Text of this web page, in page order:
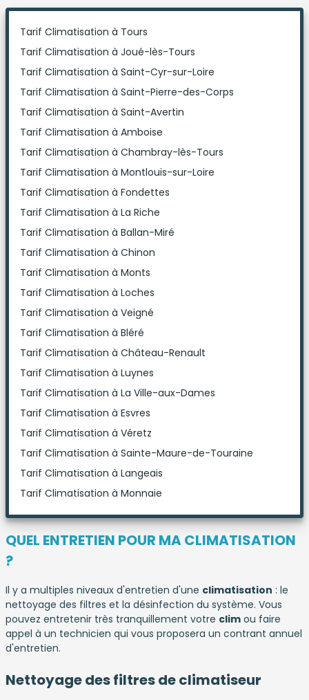
Tarif Climatisation à Tours
Tarif Climatisation à Joué-lès-Tours
Tarif Climatisation à Saint-Cyr-sur-Loire
Tarif Climatisation à Saint-Pierre-des-Corps
Tarif Climatisation à Saint-Avertin
Tarif Climatisation à Amboise
Tarif Climatisation à Chambray-lès-Tours
Tarif Climatisation à Montlouis-sur-Loire
Tarif Climatisation à Fondettes
Tarif Climatisation à La Riche
Tarif Climatisation à Ballan-Miré
Tarif Climatisation à Chinon
Tarif Climatisation à Monts
Tarif Climatisation à Loches
Tarif Climatisation à Veigné
Tarif Climatisation à Bléré
Tarif Climatisation à Château-Renault
Tarif Climatisation à Luynes
Tarif Climatisation à La Ville-aux-Dames
Tarif Climatisation à Esvres
Tarif Climatisation à Véretz
Tarif Climatisation à Sainte-Maure-de-Touraine
Tarif Climatisation à Langeais
Tarif Climatisation à Monnaie
QUEL ENTRETIEN POUR MA CLIMATISATION
?
Il y a multiples niveaux d'entretien d'une climatisation : le
nettoyage des filtres et la désinfection du système. Vous
pouvez entretenir très tranquillement votre clim ou faire
appel à un technicien qui vous proposera un contrant annuel
d'entretien.
Nettoyage des filtres de climatiseur